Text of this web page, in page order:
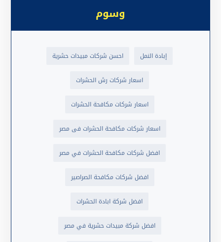
وسوم
إبادة النمل احسن شركات مبيدات حشرية
اسعار شركات رش الحشرات
اسعار شركات مكافحة الحشرات
اسعار شركات مكافحة الحشرات فى مصر
افضل شركات مكافحة الحشرات في مصر
افضل شركات مكافحة الصراصير
افضل شركة ابادة الحشرات
افضل شركة مبيدات حشرية في مصر